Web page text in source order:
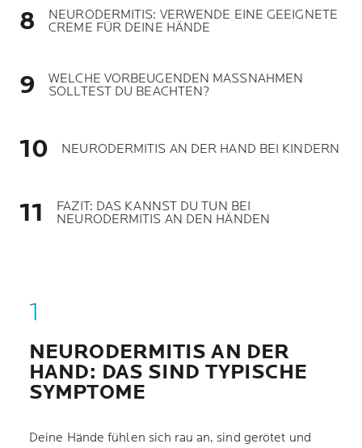
NEURODERMITIS: VERWENDE EINE GEEIGNETE
CREME FÜR DEINE HÄNDE
WELCHE VORBEUGENDEN MASSNAHMEN
SOLLTEST DU BEACHTEN?
NEURODERMITIS AN DER HAND BEI KINDERN
FAZIT: DAS KANNST DU TUN BEI
NEURODERMITIS AN DEN HÄNDEN
NEURODERMITIS AN DER
HAND: DAS SIND TYPISCHE
SYMPTOME
Deine Hände fühlen sich rau an, sind gerötet und